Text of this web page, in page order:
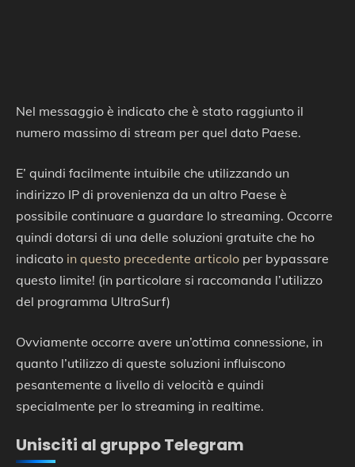
Nel messaggio è indicato che è stato raggiunto il
numero massimo di stream per quel dato Paese.
E’ quindi facilmente intuibile che utilizzando un
indirizzo IP di provenienza da un altro Paese è
possibile continuare a guardare lo streaming. Occorre
quindi dotarsi di una delle soluzioni gratuite che ho
indicato in questo precedente articolo per bypassare
questo limite! (in particolare si raccomanda l’utilizzo
del programma UltraSurf)
Ovviamente occorre avere un’ottima connessione, in
quanto l’utilizzo di queste soluzioni influiscono
pesantemente a livello di velocità e quindi
specialmente per lo streaming in realtime.
Unisciti al gruppo Telegram